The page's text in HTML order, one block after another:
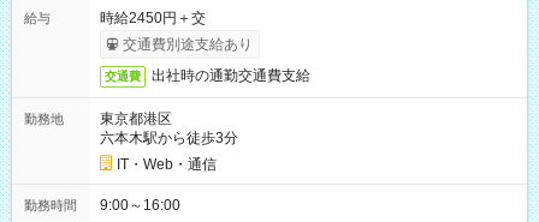
給与
時給2450円＋交
交通費別途支給あり
交通費 出社時の通勤交通費支給
勤務地
東京都港区
六本木駅から徒歩3分
IT・Web・通信
勤務時間 9:00～16:00